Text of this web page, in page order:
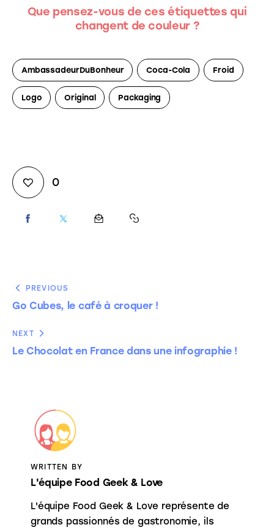
Que pensez-vous de ces étiquettes qui
changent de couleur ?
AmbassadeurDuBonheur Coca-Cola Froid
Logo Original Packaging
0
PREVIOUS
Go Cubes, le café à croquer !
NEXT
Le Chocolat en France dans une infographie !
WRITTEN BY
L'équipe Food Geek & Love
L'équipe Food Geek & Love représente de
grands passionnés de gastronomie, ils